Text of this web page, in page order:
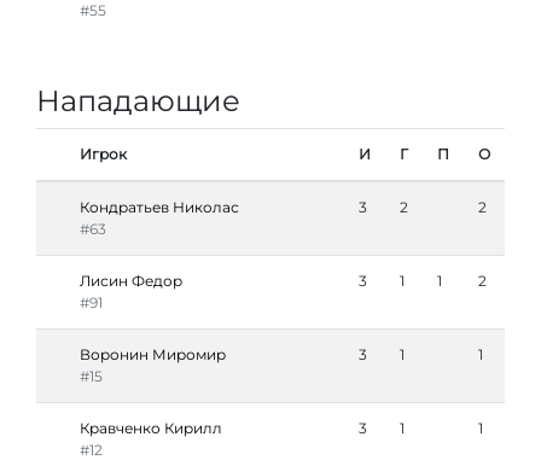
#55
Нападающие
Игрок И Г П О
Кондратьев Николас
#63
3 2 2
Лисин Федор
#91
3 1 1 2
Воронин Миромир
#15
3 1 1
Кравченко Кирилл
#12
3 1 1